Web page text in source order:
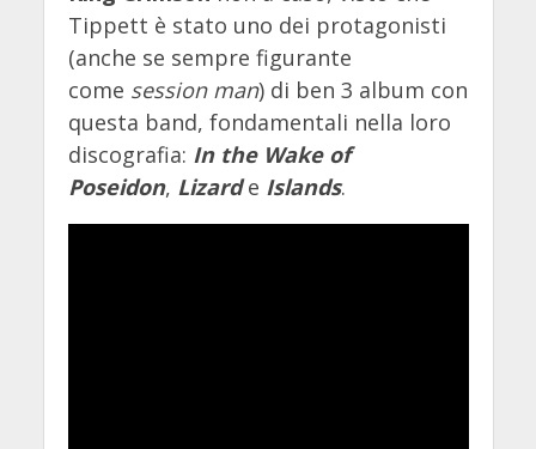
Tippett è stato uno dei protagonisti
(anche se sempre figurante
come session man) di ben 3 album con
questa band, fondamentali nella loro
discografia: In the Wake of
Poseidon, Lizarde Islands.